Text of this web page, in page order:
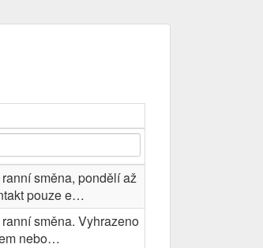
směna, pondělí až
pouze e…
směna. Vyhrazeno
nebo…